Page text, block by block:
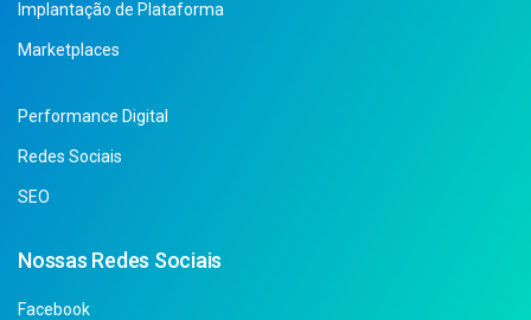
Implantação de Plataforma
Marketplaces
Performance Digital
Redes Sociais
SEO
Nossas Redes Sociais
Facebook